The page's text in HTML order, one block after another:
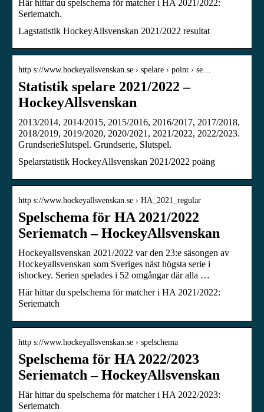
Här hittar du spelschema för matcher i HA 2021/2022:
Seriematch.
Lagstatistik HockeyAllsvenskan 2021/2022 resultat
http s://www.hockeyallsvenskan.se › spelare › point › se…
Statistik spelare 2021/2022 –
HockeyAllsvenskan
2013/2014, 2014/2015, 2015/2016, 2016/2017, 2017/2018,
2018/2019, 2019/2020, 2020/2021, 2021/2022, 2022/2023.
GrundserieSlutspel. Grundserie, Slutspel.
Spelarstatistik HockeyAllsvenskan 2021/2022 poäng
http s://www.hockeyallsvenskan.se › HA_2021_regular
Spelschema för HA 2021/2022
Seriematch – HockeyAllsvenskan
Hockeyallsvenskan 2021/2022 var den 23:e säsongen av
Hockeyallsvenskan som Sveriges näst högsta serie i
ishockey. Serien spelades i 52 omgångar där alla …
Här hittar du spelschema för matcher i HA 2021/2022:
Seriematch
http s://www.hockeyallsvenskan.se › spelschema
Spelschema för HA 2022/2023
Seriematch – HockeyAllsvenskan
Här hittar du spelschema för matcher i HA 2022/2023:
Seriematch